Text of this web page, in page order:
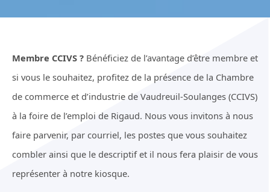
Membre CCIVS ? Bénéficiez de l’avantage d’être membre et
si vous le souhaitez, profitez de la présence de la Chambre
de commerce et d’industrie de Vaudreuil-Soulanges (CCIVS)
à la foire de l’emploi de Rigaud. Nous vous invitons à nous
faire parvenir, par courriel, les postes que vous souhaitez
combler ainsi que le descriptif et il nous fera plaisir de vous
représenter à notre kiosque.